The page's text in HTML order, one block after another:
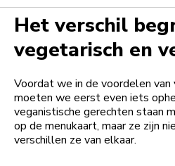
Het verschil
vegetarisch en
Voordat we in de voordelen van
moeten we eerst even iets
veganistische gerechten staan
op de menukaart, maar ze zijn
verschillen ze van elkaar.